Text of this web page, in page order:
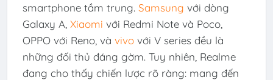
smartphone tầm trung. Samsung với dòng
Galaxy A, Xiaomi với Redmi Note và Poco,
OPPO với Reno, và vivovới V series đều là
những đối thủ đáng gờm. Tuy nhiên, Realme
đang cho thấy chiến lược rõ ràng: mang đến